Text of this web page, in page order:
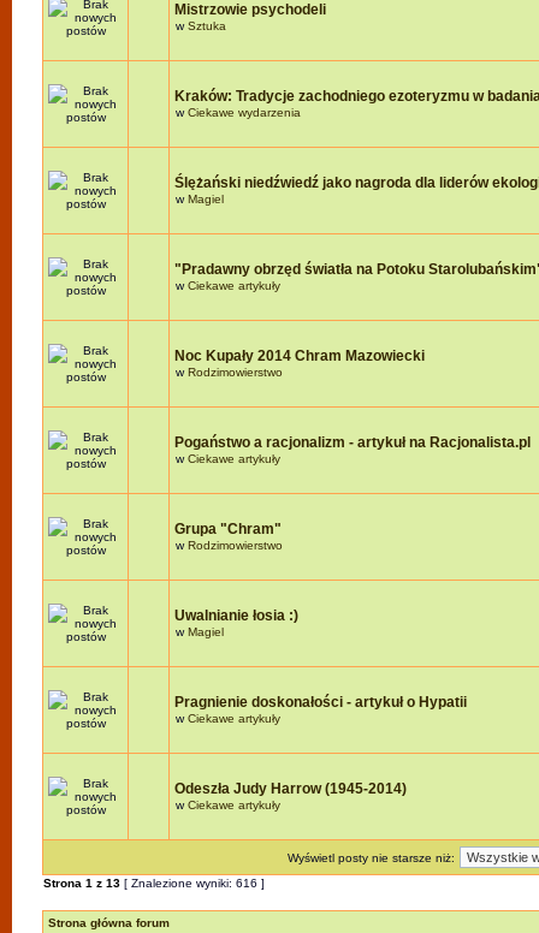
Mistrzowie psychodeli
wSztuka
Kraków: Tradycje zachodniego ezoteryzmu w
wCiekawe wydarzenia
Ślężański niedźwiedź jako nagroda dla liderów
wMagiel
"Pradawny obrzęd światła na Potoku
wCiekawe artykuły
Noc Kupały 2014 Chram Mazowiecki
wRodzimowierstwo
Pogaństwo a racjonalizm - artykuł na Racjonalista.pl
wCiekawe artykuły
Grupa "Chram"
wRodzimowierstwo
Uwalnianie łosia :)
wMagiel
Pragnienie doskonałości - artykuł o Hypatii
wCiekawe artykuły
Odeszła Judy Harrow (1945-2014)
wCiekawe artykuły
Wyświetl posty nie starsze niż:
Strona 1 z 13 [ Znalezione wyniki: 616 ]
Strona główna forum